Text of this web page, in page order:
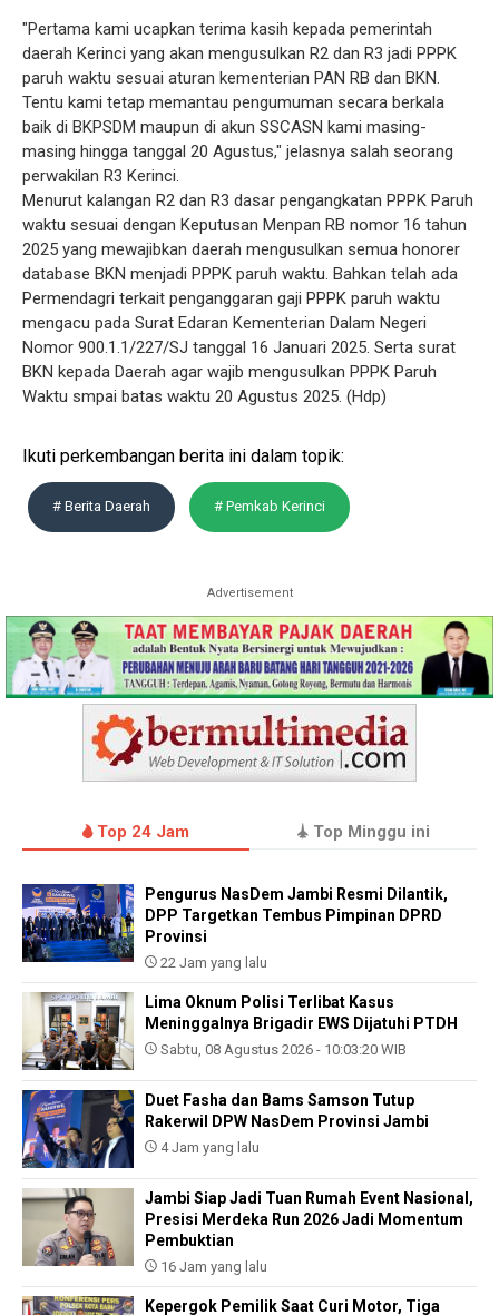
"Pertama kami ucapkan terima kasih kepada pemerintah
daerah Kerinci yang akan mengusulkan R2 dan R3 jadi PPPK
paruh waktu sesuai aturan kementerian PAN RB dan BKN.
Tentu kami tetap memantau pengumuman secara berkala
baik di BKPSDM maupun di akun SSCASN kami masing-
masing hingga tanggal 20 Agustus," jelasnya salah seorang
perwakilan R3 Kerinci.
Menurut kalangan R2 dan R3 dasar pengangkatan PPPK Paruh
waktu sesuai dengan Keputusan Menpan RB nomor 16 tahun
2025 yang mewajibkan daerah mengusulkan semua honorer
database BKN menjadi PPPK paruh waktu. Bahkan telah ada
Permendagri terkait penganggaran gaji PPPK paruh waktu
mengacu pada Surat Edaran Kementerian Dalam Negeri
Nomor 900.1.1/227/SJ tanggal 16 Januari 2025. Serta surat
BKN kepada Daerah agar wajib mengusulkan PPPK Paruh
Waktu smpai batas waktu 20 Agustus 2025. (Hdp)
Ikuti perkembangan berita ini dalam topik:
# Berita Daerah # Pemkab Kerinci
Advertisement
Top 24 Jam Top Minggu ini
Pengurus NasDem Jambi Resmi Dilantik,
DPP Targetkan Tembus Pimpinan DPRD
Provinsi
22 Jam yang lalu
Lima Oknum Polisi Terlibat Kasus
Meninggalnya Brigadir EWS Dijatuhi PTDH
Sabtu, 08 Agustus 2026 - 10:03:20 WIB
Duet Fasha dan Bams Samson Tutup
Rakerwil DPW NasDem Provinsi Jambi
4 Jam yang lalu
Jambi Siap Jadi Tuan Rumah Event Nasional,
Presisi Merdeka Run 2026 Jadi Momentum
Pembuktian
16 Jam yang lalu
Kepergok Pemilik Saat Curi Motor, Tiga